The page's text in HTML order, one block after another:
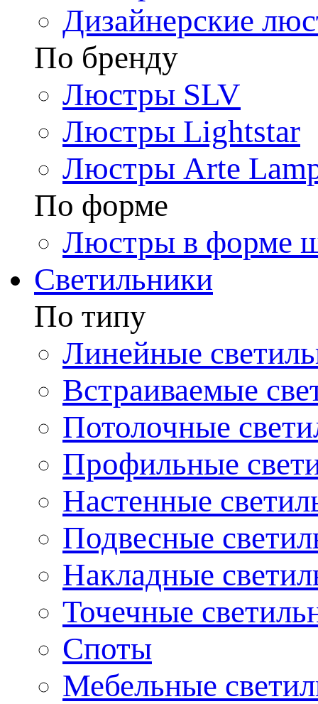
Дизайнерские
По бренду
Люстры SLV
Люстры Lightstar
Люстры Arte
По форме
Люстры в форме
Светильники
По типу
Линейные
Встраиваемые
Потолочные
Профильные
Настенные
Подвесные
Накладные
Точечные
Споты
Мебельные